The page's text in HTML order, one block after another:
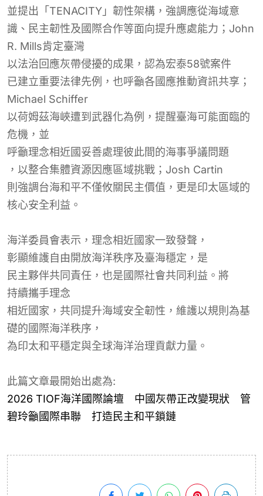
並提出「TENACITY」韌性架構，強調應從海域意
識、民主韌性及國際合作等面向提升應處能力；John
R. Mills肯定臺灣
以法治回應灰帶侵擾的成果，認為宏泰58號案件
已建立重要法律先例 ，也呼籲各國應推動資訊共享 ；
Michael Schiffer
以荷姆茲海峽遭到武器化為例，提醒臺海可能面臨的
危機，並
呼籲理念相近國妥善處理彼此間的海事爭議問題
，以整合集體資源因應區域挑戰 ； Josh Cartin
則強調台海和平不僅攸關民主價值， 更是印太區域的
核心安全利益 。
海洋委員會表示，理念相近國家一致發聲，
彰顯維護自由開放海洋秩序及臺海穩定，是
民主夥伴共同責任，也是國際社會共同利益 。 將
持續攜手理念
相近國家，共同提升海域安全韌性，維護以規則為基
礎的國際海洋秩序，
為印太和平穩定與全球海洋治理貢獻力量。
此篇文章最開始出處為:
2026 TIOF海洋國際論壇 中國灰帶正改變現狀 管
碧玲籲國際串聯 打造民主和平鎖鏈